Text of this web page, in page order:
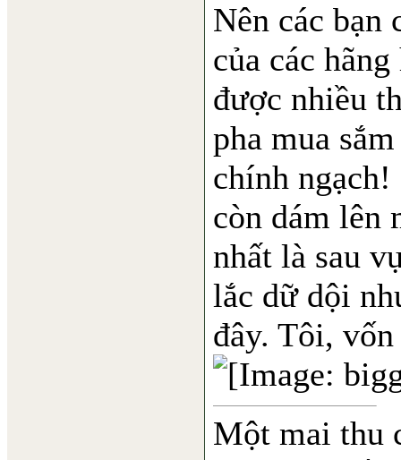
Nên các bạn
của các
được nhiều
pha mua
chính
còn dám lên
nhất là sau
lắc dữ dội
đây. Tôi,
Một mai thu